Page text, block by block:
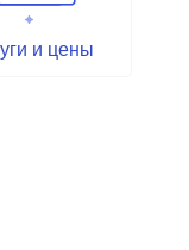
и цены